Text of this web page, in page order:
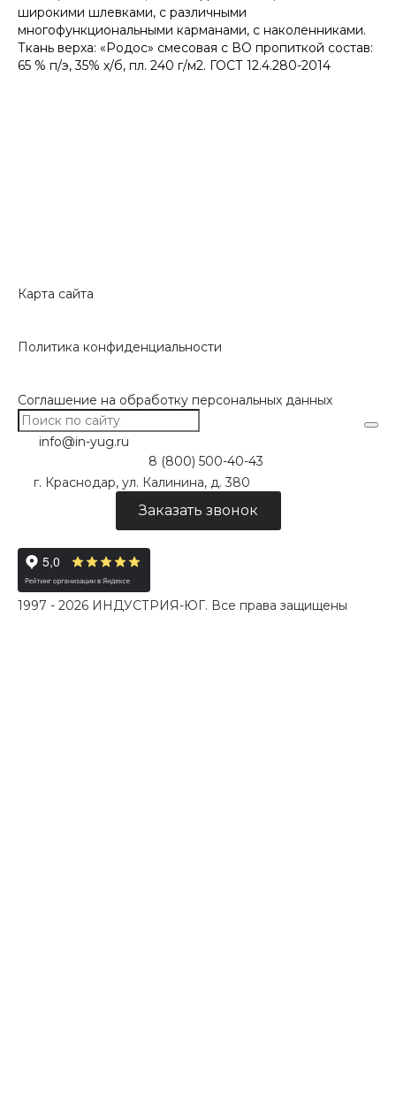
широкими шлевками, с различными
многофункциональными карманами, с наколенниками.
Ткань верха: «Родос» смесовая с ВО пропиткой состав:
65 % п/э, 35% х/б, пл. 240 г/м2. ГОСТ 12.4.280-2014
Карта сайта
Политика конфиденциальности
Соглашение на обработку персональных данных
info@in-yug.ru
8 (800) 500-40-43
г. Краснодар, ул. Калинина, д. 380
Заказать звонок
1997 - 2026 ИНДУСТРИЯ-ЮГ. Все права защищены